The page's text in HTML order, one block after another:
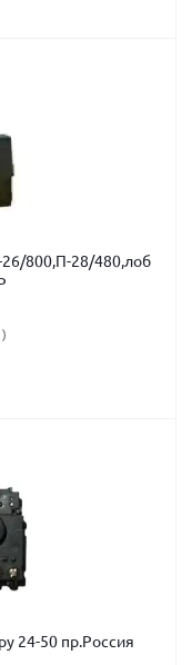
800,П-28/480,лоб
24-50 пр.Россия